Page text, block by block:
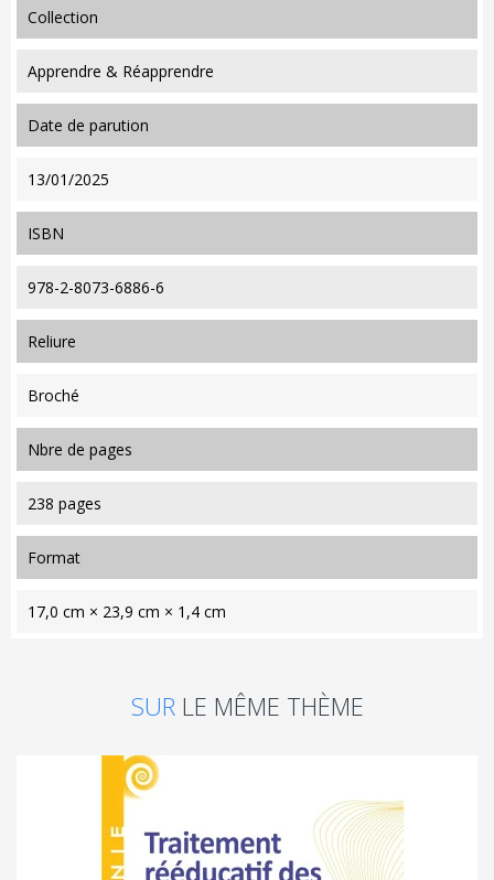
collection
Apprendre & Réapprendre
date de parution
13/01/2025
ISBN
978-2-8073-6886-6
reliure
Broché
nbre de pages
238 pages
format
17,0 cm × 23,9 cm × 1,4 cm
SUR LE MÊME THÈME